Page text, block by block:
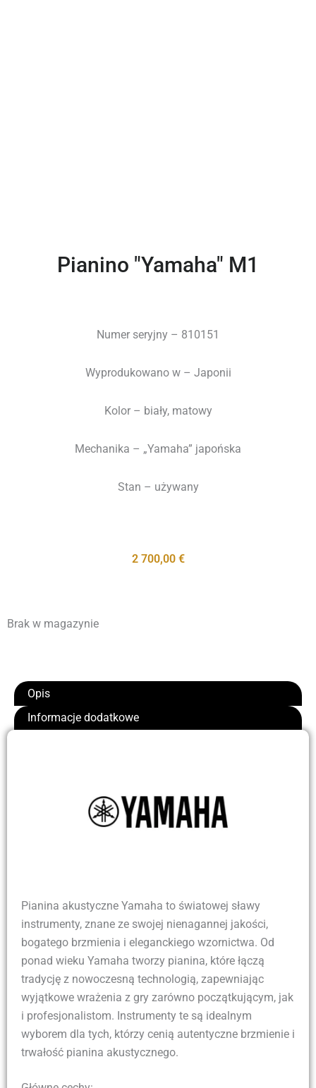
Pianino "Yamaha" M1
Numer seryjny – 810151
Wyprodukowano w – Japonii
Kolor – biały, matowy
Mechanika – „Yamaha” japońska
Stan – używany
2 700,00 €
Brak w magazynie
Opis
Informacje dodatkowe
Pianina akustyczne Yamaha to światowej sławy
instrumenty, znane ze swojej nienagannej jakości,
bogatego brzmienia i eleganckiego wzornictwa. Od
ponad wieku Yamaha tworzy pianina, które łączą
tradycję z nowoczesną technologią, zapewniając
wyjątkowe wrażenia z gry zarówno początkującym, jak
i profesjonalistom. Instrumenty te są idealnym
wyborem dla tych, którzy cenią autentyczne brzmienie i
trwałość pianina akustycznego.